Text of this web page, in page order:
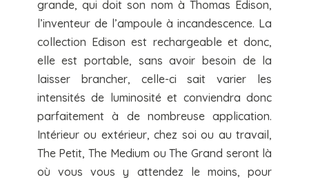
grande, qui doit son nom à Thomas Edison,
l’inventeur de l’ampoule à incandescence. La
collection Edison est rechargeable et donc,
elle est portable, sans avoir besoin de la
laisser brancher, celle-ci sait varier les
intensités de luminosité et conviendra donc
parfaitement à de nombreuse application.
Intérieur ou extérieur, chez soi ou au travail,
The Petit, The Medium ou The Grand seront là
où vous vous y attendez le moins, pour